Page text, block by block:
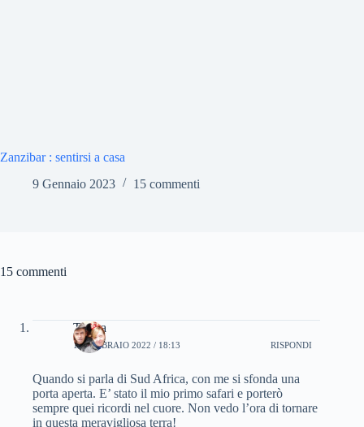
Zanzibar : sentirsi a casa
9 Gennaio 2023
15 commenti
15 commenti
Teresa
15 FEBBRAIO 2022 / 18:13 RISPONDI
Quando si parla di Sud Africa, con me si sfonda una
porta aperta. E’ stato il mio primo safari e porterò
sempre quei ricordi nel cuore. Non vedo l’ora di tornare
in questa meravigliosa terra!